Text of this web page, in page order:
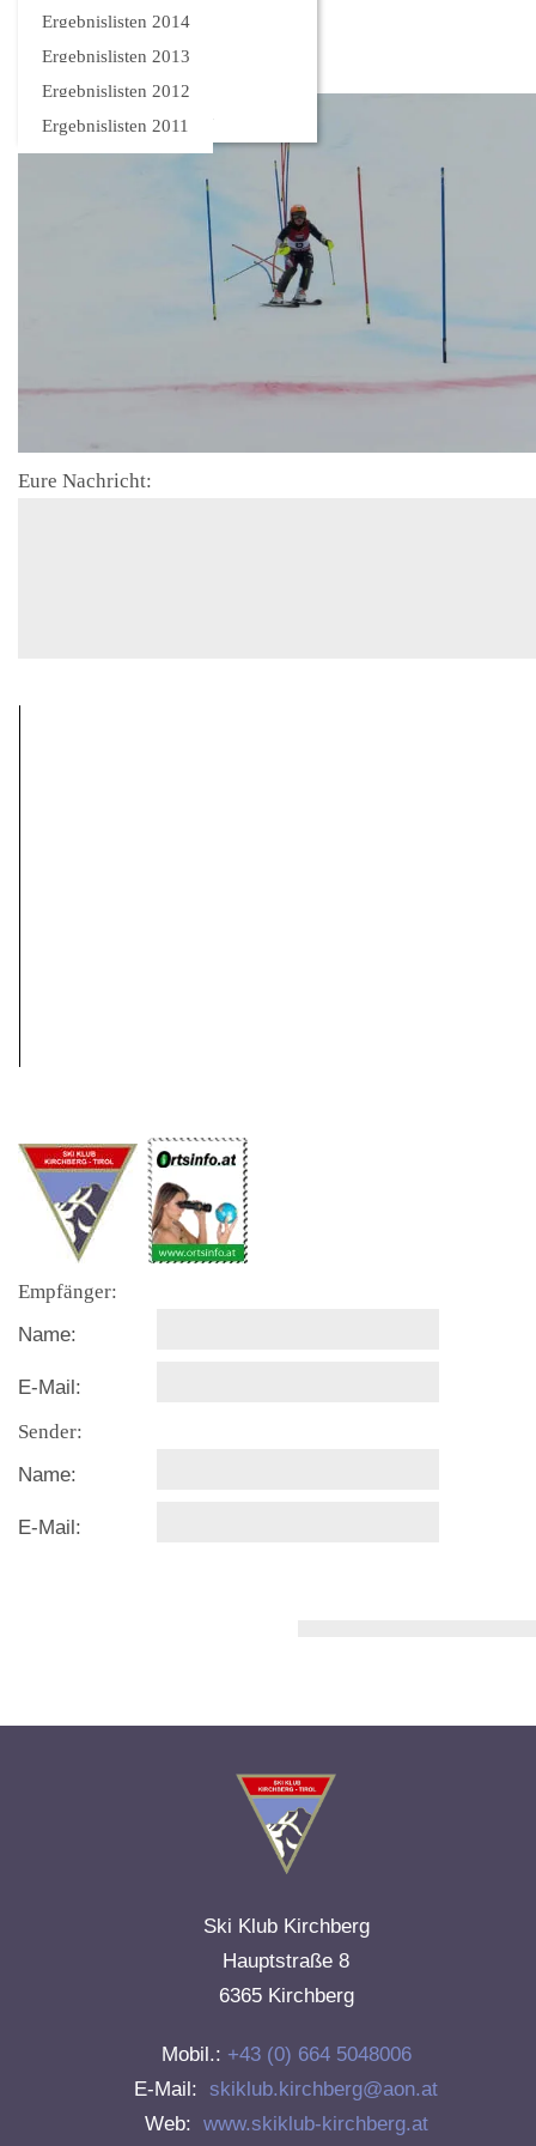
Ergebnislisten 2014
Ergebnislisten 2013
Ergebnislisten 2012
Ergebnislisten 2011
Bilder
Eure Nachricht:
Empfänger:
Name:
E-Mail:
Sender:
Name:
E-Mail:
Ski Klub Kirchberg
Hauptstraße 8
6365 Kirchberg
Mobil.: +43 (0) 664 5048006
E-Mail:
skiklub.kirchberg@aon.at
Web: www.skiklub-kirchberg.at